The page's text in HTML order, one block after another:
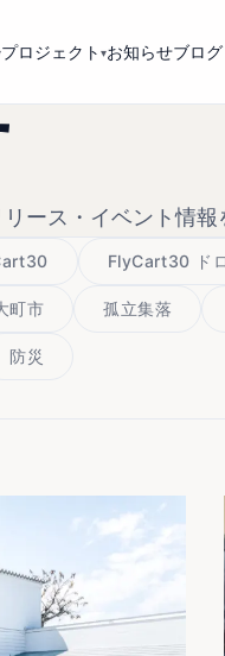
プロジェクト ▾お知らせブログ
ース・イベント情報
FlyCart30 ド
町市 孤立集落
防災